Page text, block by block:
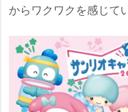
からワクワクを感じて